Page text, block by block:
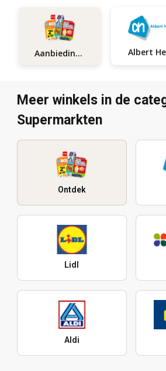
Aanbiedingen Albert
Meer winkels in de
Supermarkten
Ontdek
Lidl
Aldi